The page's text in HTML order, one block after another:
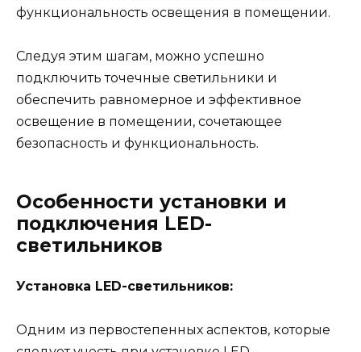
функциональность освещения в помещении.
Следуя этим шагам, можно успешно
подключить точечные светильники и
обеспечить равномерное и эффективное
освещение в помещении, сочетающее
безопасность и функциональность.
Особенности установки и
подключения LED-
светильников
Установка LED-светильников:
Одним из первостепенных аспектов, которые